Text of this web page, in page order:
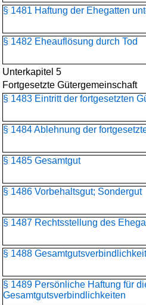
§ 1481 Haftung der Ehegatten
§ 1482 Eheauflösung durch Tod
Unterkapitel 5
Fortgesetzte Gütergemeinschaft
§ 1483 Eintritt der fortgesetzten
§ 1484 Ablehnung der
§ 1485 Gesamtgut
§ 1486 Vorbehaltsgut; Sondergut
§ 1487 Rechtsstellung des
§ 1488
§ 1489 Persönliche Haftung für
Gesamtgutsverbindlichkeiten